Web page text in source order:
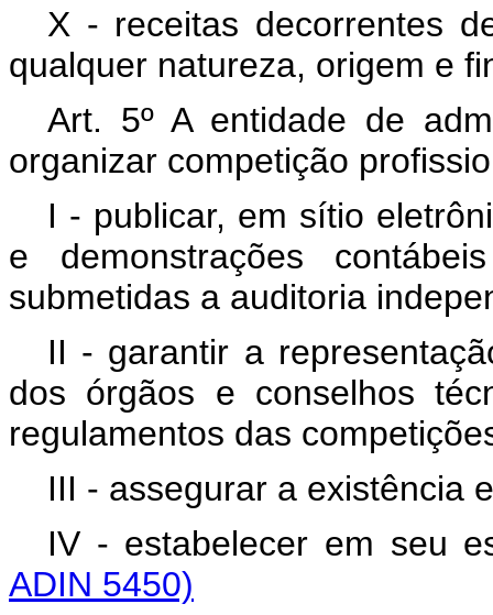
X - receitas decorrentes
qualquer natureza, origem e
Art. 5º A entidade de
organizar competição
I - publicar, em sítio
e demonstrações
submetidas a auditoria
II - garantir a
dos órgãos e conselhos
regulamentos das
III - assegurar a existência
IV - estabelecer em
ADIN 5450)